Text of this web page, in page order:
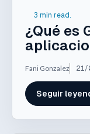
3 min read.
¿Qué es
Fani Gonzalez 21/
Seguir